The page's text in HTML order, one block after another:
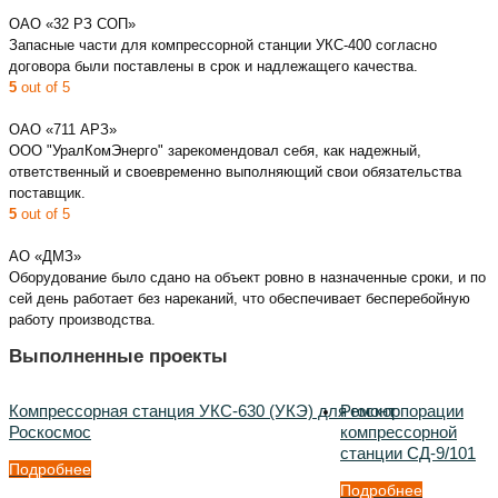
ОАО «32 РЗ СОП»
Запасные части для компрессорной станции УКС-400 согласно
договора были поставлены в срок и надлежащего качества.
5 out of 5
ОАО «711 АРЗ»
ООО "УралКомЭнерго" зарекомендовал себя, как надежный,
ответственный и своевременно выполняющий свои обязательства
поставщик.
5 out of 5
АО «ДМЗ»
Оборудование было сдано на объект ровно в назначенные сроки, и по
сей день работает без нареканий, что обеспечивает бесперебойную
работу производства.
Выполненные проекты
Компрессорная станция УКС-630 (УКЭ) для госкорпорации
Роскосмос
Подробнее
Ремонт
компрессорной
станции СД-9/101
Подробнее